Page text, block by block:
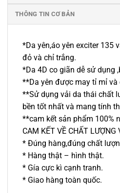
THÔNG TIN CƠ BẢN
*Da yên,áo yên exciter 135
đỏ và chỉ trắng.
*Da 4D co giãn dễ sử dụng
**Da yên được may tỉ mỉ và
**Sử dụng vải da thái chất
bền tốt nhất và mang tính
**cam kết sản phẩm 100%
CAM KẾT VỀ CHẤT LƯỢNG
* Đúng hàng,đúng chất
* Hàng thật – hình thật.
* Gía cực kì cạnh tranh.
* Giao hàng toàn quốc.